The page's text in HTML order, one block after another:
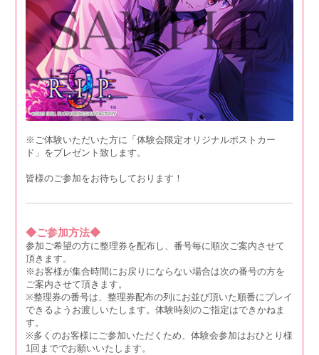
※ご体験いただいた方に「体験会限定オリジナルポストカー
ド」をプレゼント致します。
皆様のご参加をお待ちしております！
◆ご参加方法◆
参加ご希望の方に整理券を配布し、番号毎に順次ご案内させて
頂きます。
※お客様が集合時間にお戻りにならない場合は次の番号の方を
ご案内させて頂きます。
※整理券の番号は、整理券配布の列にお並び頂いた順番にプレイ
できるようお渡しいたします。体験時刻のご指定はできかねま
す。
※多くのお客様にご参加いただくため、体験会参加はおひとり様
1回まででお願いいたします。